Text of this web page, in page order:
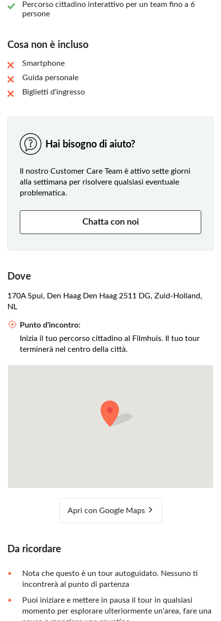
Percorso cittadino interattivo per un team fino a 6
persone
Cosa non è incluso
Smartphone
Guida personale
Biglietti d'ingresso
Hai bisogno di aiuto?
Il nostro Customer Care Team è attivo sette giorni
alla settimana per risolvere qualsiasi eventuale
problematica.
Chatta con noi
Dove
170A Spui, Den Haag Den Haag 2511 DG, Zuid-Holland,
NL
Punto d'incontro:
Inizia il tuo percorso cittadino al Filmhuis. Il tuo tour
terminerà nel centro della città.
Apri con Google Maps
Da ricordare
Nota che questo è un tour autoguidato. Nessuno ti
incontrerà al punto di partenza
Puoi iniziare e mettere in pausa il tour in qualsiasi
momento per esplorare ulteriormente un'area, fare una